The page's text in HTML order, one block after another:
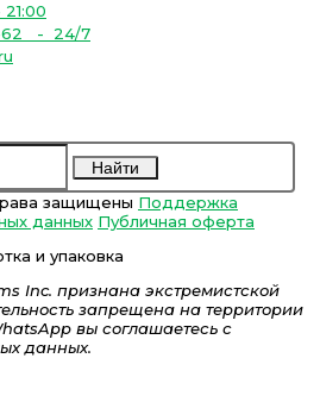
- 24/7
Найти
защищены Поддержка
данных Публичная оферта
и упаковка
Inc. признана экстремистской
запрещена на территории
вы соглашаетесь с
данных.